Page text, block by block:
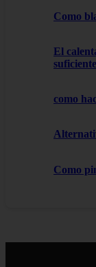
Como
El
suficiente
como
Como